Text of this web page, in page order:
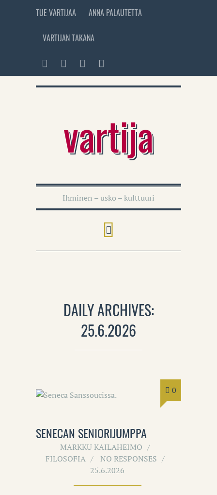
TUE VARTIJAA ANNA PALAUTETTA
VARTIJAN TAKANA
vartija
Ihminen – usko – kulttuuri
DAILY ARCHIVES:
25.6.2026
0
SENECAN SENIORIJUMPPA
MARKKU KAILAHEIMO
FILOSOFIA
NO RESPONSES
25.6.2026